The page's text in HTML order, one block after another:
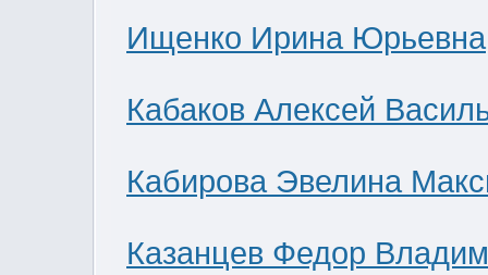
Ищенко Ирина Юрьевна
Кабаков Алексей
Кабирова Эвелина
Казанцев Федор